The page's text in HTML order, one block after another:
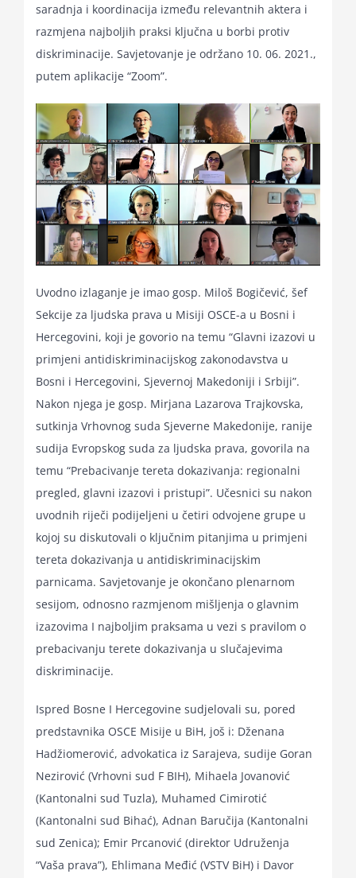
saradnja i koordinacija između relevantnih aktera i
razmjena najboljih praksi ključna u borbi protiv
diskriminacije. Savjetovanje je održano 10. 06. 2021.,
putem aplikacije “Zoom”.
Uvodno izlaganje je imao gosp. Miloš Bogičević, šef
Sekcije za ljudska prava u Misiji OSCE-a u Bosni i
Hercegovini, koji je govorio na temu “Glavni izazovi u
primjeni antidiskriminacijskog zakonodavstva u
Bosni i Hercegovini, Sjevernoj Makedoniji i Srbiji”.
Nakon njega je gosp. Mirjana Lazarova Trajkovska,
sutkinja Vrhovnog suda Sjeverne Makedonije, ranije
sudija Evropskog suda za ljudska prava, govorila na
temu “Prebacivanje tereta dokazivanja: regionalni
pregled, glavni izazovi i pristupi”. Učesnici su nakon
uvodnih riječi podijeljeni u četiri odvojene grupe u
kojoj su diskutovali o ključnim pitanjima u primjeni
tereta dokazivanja u antidiskriminacijskim
parnicama. Savjetovanje je okončano plenarnom
sesijom, odnosno razmjenom mišljenja o glavnim
izazovima I najboljim praksama u vezi s pravilom o
prebacivanju terete dokazivanja u slučajevima
diskriminacije.
Ispred Bosne I Hercegovine sudjelovali su, pored
predstavnika OSCE Misije u BiH, još i: Dženana
Hadžiomerović, advokatica iz Sarajeva, sudije Goran
Nezirović (Vrhovni sud F BIH), Mihaela Jovanović
(Kantonalni sud Tuzla), Muhamed Cimirotić
(Kantonalni sud Bihać), Adnan Baručija (Kantonalni
sud Zenica); Emir Prcanović (direktor Udruženja
“Vaša prava”), Ehlimana Međić (VSTV BiH) i Davor